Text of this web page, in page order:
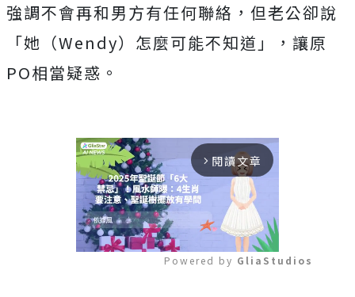
強調不會再和男方有任何聯絡，但老公卻說
「她（Wendy）怎麼可能不知道」，讓原
PO相當疑惑。
arrow_forward_ios 閱讀文章
Powered by GliaStudios